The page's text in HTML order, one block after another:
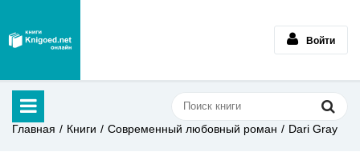
Войти
Главная Книги Современный любовный роман Dari Gray